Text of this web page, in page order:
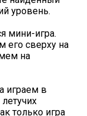
уровень.
мини-игра.
его сверху на
на
играем в
только игра